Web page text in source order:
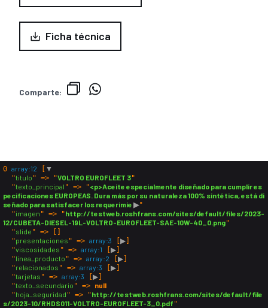
Ficha técnica
Comparte:
0 array:12
▼
  "
titulo " => "VOLTRO EUROFLEET 3"
  "
texto_principal " => "<p>Aceite especialmente diseñado para cumplir es
pecificaciones EUROPEAS. Dura más por su naturaleza 100% sintética, está di
señado para satisfacer los requerimie ▶"
  "
imagen " => "http://testweb.roshfrans.com/sites/default/files/2023-
12/CUBETA-DIESEL-19L-VOLTRO-EUROFLEET-SAE-10W-40_0.png"
  "
slide " => []
  "
presentaciones " => array:3 ▶
  "
viscosidades " => array:1 ▶
  "
linea_producto " => array:2 ▶
  "
relacionados " => array:3 ▶
  "
tarjetas " => array:3 ▶
  "
texto_secundario " => null
  "
hoja_seguridad " => "http://testweb.roshfrans.com/sites/default/file
s/2023-10/RHDS011-VOLTRO-EUROFLEET-3_0.pdf "